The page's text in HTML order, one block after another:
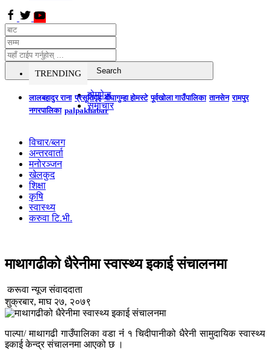
TRENDING
लालबहादुर राना प्रसूतिगृह बौघागुम्हा होमस्टे पूर्वखोला गाउँपालिका तानसेन रामपुर
नगरपालिका palpakhabar
होमपेज
समाचार
विचार/ब्लग
अन्तरवार्ता
मनोरञ्जन
खेलकुद
शिक्षा
कृषि
स्वास्थ्य
करुवा टि.भी.
माथागढीको धैरेनीमा स्वास्थ्य इकाई संचालनमा
करूवा न्यूज संवाददाता
शुक्रबार, माघ २७, २०७९
पाल्पा/ माथागढी गाउँपालिका वडा नंं १ चिदीपानीको धैरेनी सामुदायिक स्वास्थ्य
इकाई केन्द्र संचालनमा आएको छ ।